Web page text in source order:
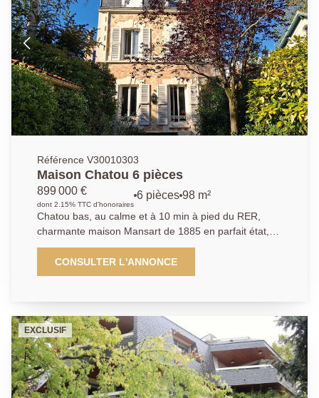
séparées. À l'étage, l'espace nuit se compose de
deux chambres, d'un dressing, d'une salle d'eau avec
WC et d'un bureau, parfait pour le télétravail ou un
espace polyvalent. Une place de parking en extérieur
vient compléter ce bien.
Référence V30010303
Maison Chatou 6 pièces
899 000 €
dont 2.15% TTC d'honoraires
6 pièces 98 m²
Chatou bas, au calme et à 10 min à pied du RER,
charmante maison Mansart de 1885 en parfait état,
proche écoles et commerces. D'environ 98 m² (plus
28,5 m² de sous-sol aménagé, elle offre une entrée
avec rangements, une cuisine équipée ouverte sur un
buanderie, salle de jeux et cave à vin. Stationnement
sur la parcelle, deux dépendances avec électricité.
Ravalement, toiture et chaudière récents. Rare.
CONSULTER L'ANNONCE
EXCLUSIF